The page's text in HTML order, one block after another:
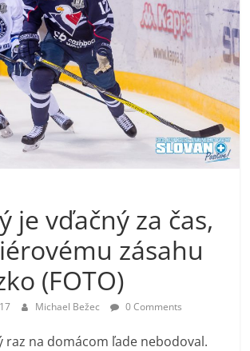
je vďačný za čas,
zásahu
(FOTO)
Michael Bežec 0 Comments
raz na domácom ľade nebodoval.